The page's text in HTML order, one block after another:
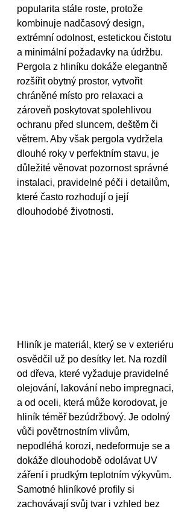
popularita stále roste, protože
kombinuje nadčasový design,
extrémní odolnost, estetickou čistotu
a minimální požadavky na údržbu.
Pergola z hliníku dokáže elegantně
rozšířit obytný prostor, vytvořit
chráněné místo pro relaxaci a
zároveň poskytovat spolehlivou
ochranu před sluncem, deštěm či
větrem. Aby však pergola vydržela
dlouhé roky v perfektním stavu, je
důležité věnovat pozornost správné
instalaci, pravidelné péči i detailům,
které často rozhodují o její
dlouhodobé životnosti.
Hliník je materiál, který se v exteriéru
osvědčil už po desítky let. Na rozdíl
od dřeva, které vyžaduje pravidelné
olejování, lakování nebo impregnaci,
a od oceli, která může korodovat, je
hliník téměř bezúdržbový. Je odolný
vůči povětrnostním vlivům,
nepodléhá korozi, nedeformuje se a
dokáže dlouhodobě odolávat UV
záření i prudkým teplotním výkyvům.
Samotné hliníkové profily si
zachovávají svůj tvar i vzhled bez